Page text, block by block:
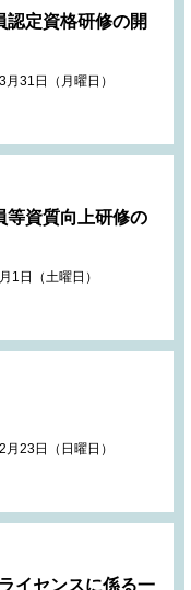
認定資格研修の開
31日（月曜日）
等資質向上研修の
1日（土曜日）
23日（日曜日）
イセンスに係る一